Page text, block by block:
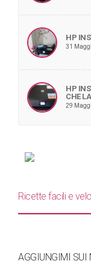
HP
31
HP
CHE
29
Ricette facili e
AGGIUNGIMI SUI